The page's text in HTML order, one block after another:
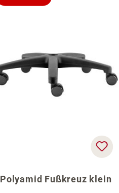
Polyamid Fußkreuz klein